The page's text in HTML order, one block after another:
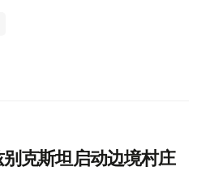
克斯坦启动边境村庄